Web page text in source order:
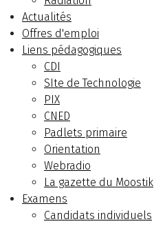
Actualités
Offres d'emploi
Liens pédagogiques
CDI
SIte de Technologie
PIX
CNED
Padlets primaire
Orientation
Webradio
La gazette du Moostik
Examens
Candidats individuels